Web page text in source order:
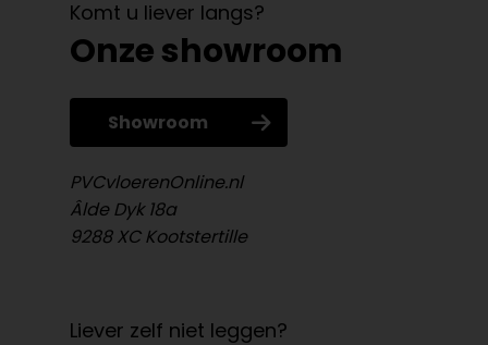
Komt u liever langs?
Onze showroom
Showroom
PVCvloerenOnline.nl
Âlde Dyk 18a
9288 XC Kootstertille
Liever zelf niet leggen?